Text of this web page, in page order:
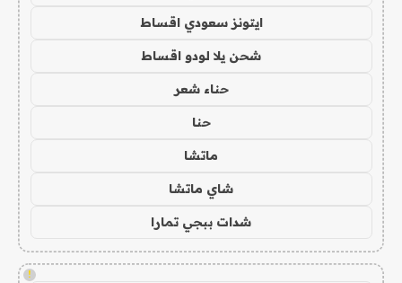
ايتونز سعودي اقساط
شحن يلا لودو اقساط
حناء شعر
حنا
ماتشا
شاي ماتشا
شدات ببجي تمارا
!